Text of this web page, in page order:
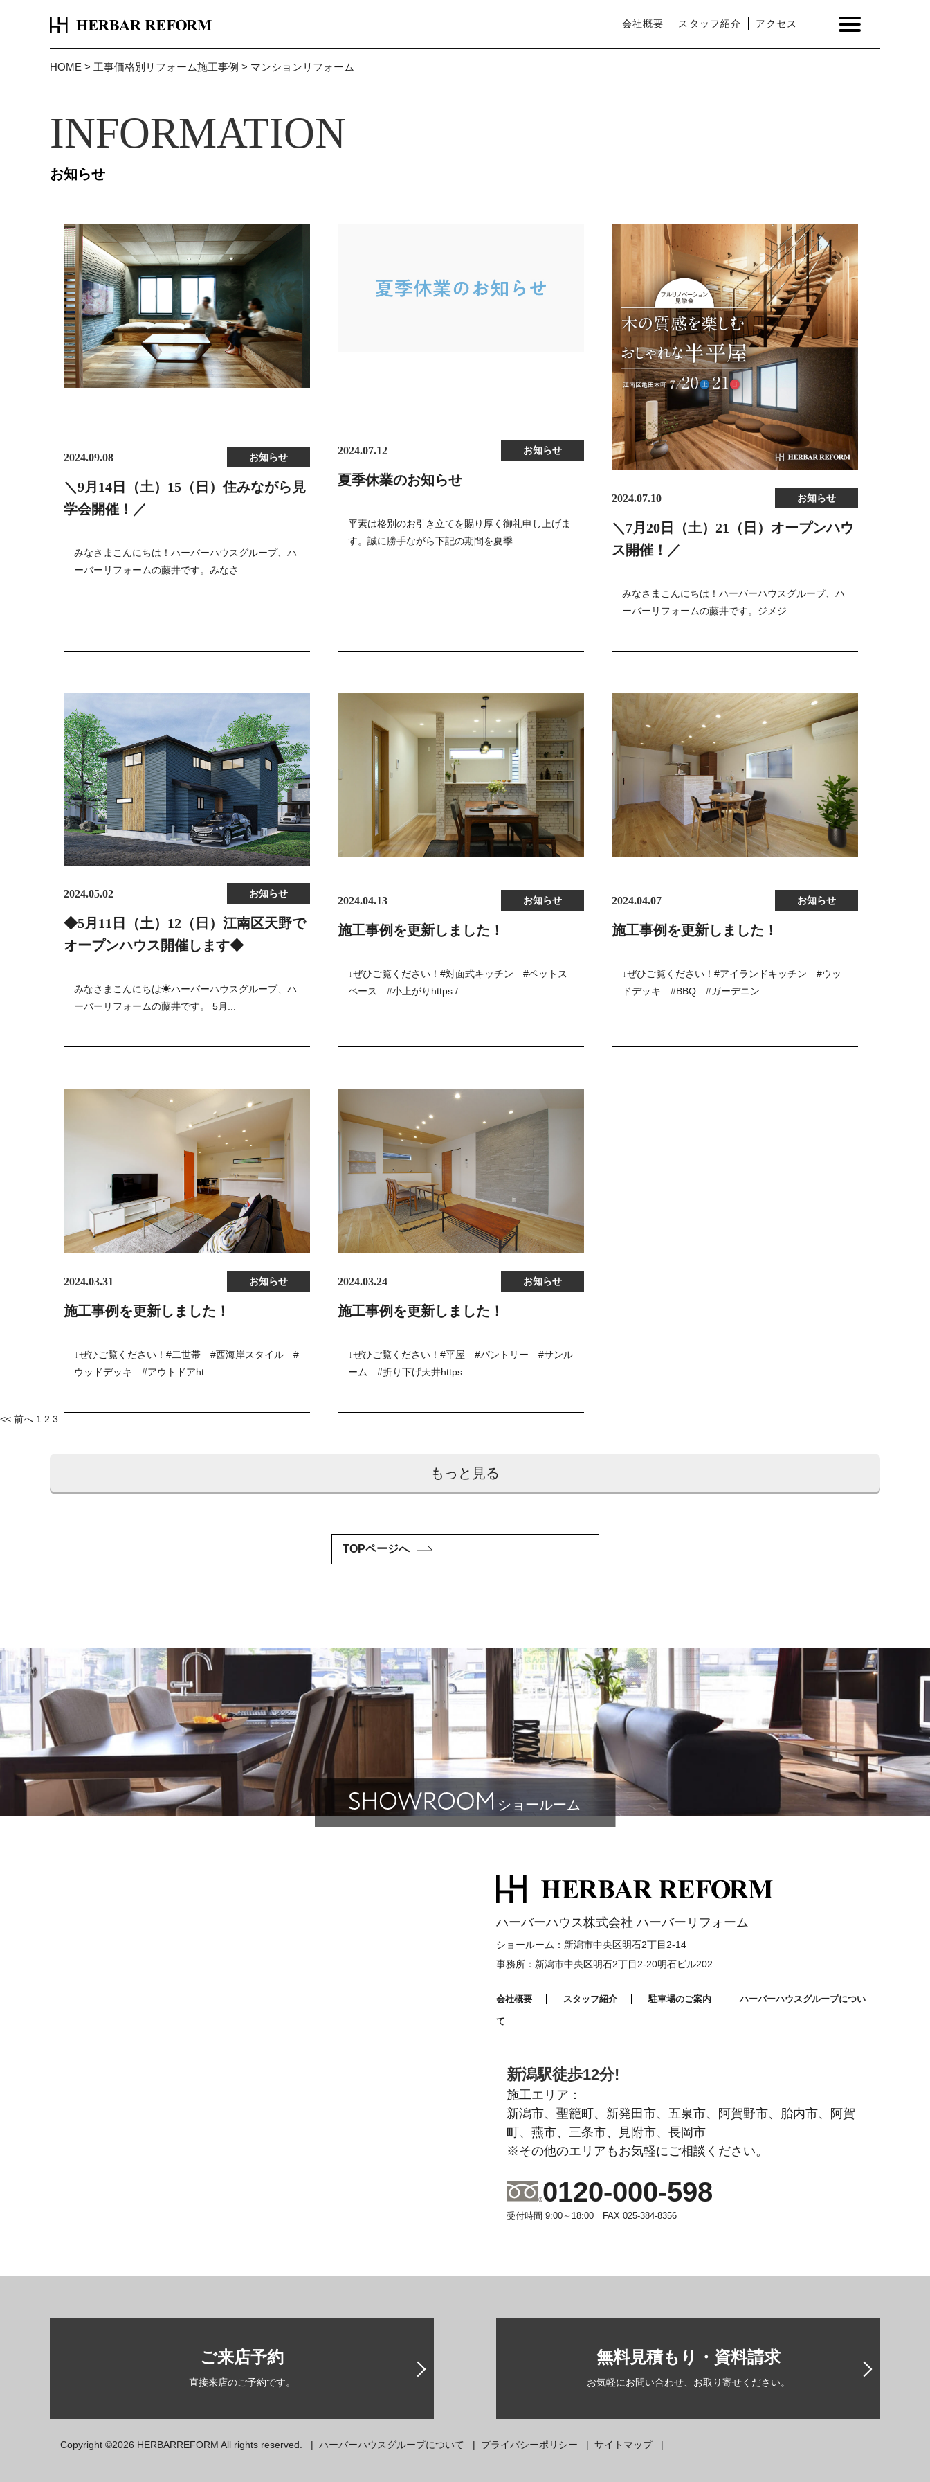
会社概要 スタッフ紹介 アクセス
HOME > 工事価格別リフォーム施工事例 > マンションリフォーム
INFORMATION
お知らせ
2024.09.08 お知らせ
＼9月14日（土）15（日）住みながら見
学会開催！／
みなさまこんにちは！ハーバーハウスグループ、ハ
ーバーリフォームの藤井です。みなさ...
2024.07.12 お知らせ
夏季休業のお知らせ
平素は格別のお引き立てを賜り厚く御礼申し上げま
す。誠に勝手ながら下記の期間を夏季...
2024.07.10 お知らせ
＼7月20日（土）21（日）オープンハウ
ス開催！／
みなさまこんにちは！ハーバーハウスグループ、ハ
ーバーリフォームの藤井です。ジメジ...
2024.05.02 お知らせ
◆5月11日（土）12（日）江南区天野で
オープンハウス開催します◆
みなさまこんにちは☀ハーバーハウスグループ、ハ
ーバーリフォームの藤井です。 5月...
2024.04.13 お知らせ
施工事例を更新しました！
↓ぜひご覧ください！#対面式キッチン #ペットス
ペース #小上がりhttps:/...
2024.04.07 お知らせ
施工事例を更新しました！
↓ぜひご覧ください！#アイランドキッチン #ウッ
ドデッキ #BBQ #ガーデニン...
2024.03.31 お知らせ
施工事例を更新しました！
↓ぜひご覧ください！#二世帯 #西海岸スタイル #
ウッドデッキ #アウトドアht...
2024.03.24 お知らせ
施工事例を更新しました！
↓ぜひご覧ください！#平屋 #パントリー #サンル
ーム #折り下げ天井https...
投
<< 前へ 1 2 3
もっと見る
TOPページへ
ショールーム
ハーバーハウス株式会社 ハーバーリフォーム
ショールーム：新潟市中央区明石2丁目2-14
事務所：新潟市中央区明石2丁目2-20明石ビル202
会社概要 スタッフ紹介 駐車場のご案内 ハーバーハウスグループについ
て
新潟駅徒歩12分!
施工エリア：
新潟市、聖籠町、新発田市、五泉市、阿賀野市、胎内市、阿賀
町、燕市、三条市、見附市、長岡市
※その他のエリアもお気軽にご相談ください。
0120-000-598
受付時間 9:00～18:00 FAX 025-384-8356
ご来店予約
直接来店のご予約です。
無料見積もり・資料請求
お気軽にお問い合わせ、お取り寄せください。
Copyright ©2026 HERBARREFORM All rights reserved. | ハーバーハウスグループについて | プライバシーポリシー | サイトマップ|